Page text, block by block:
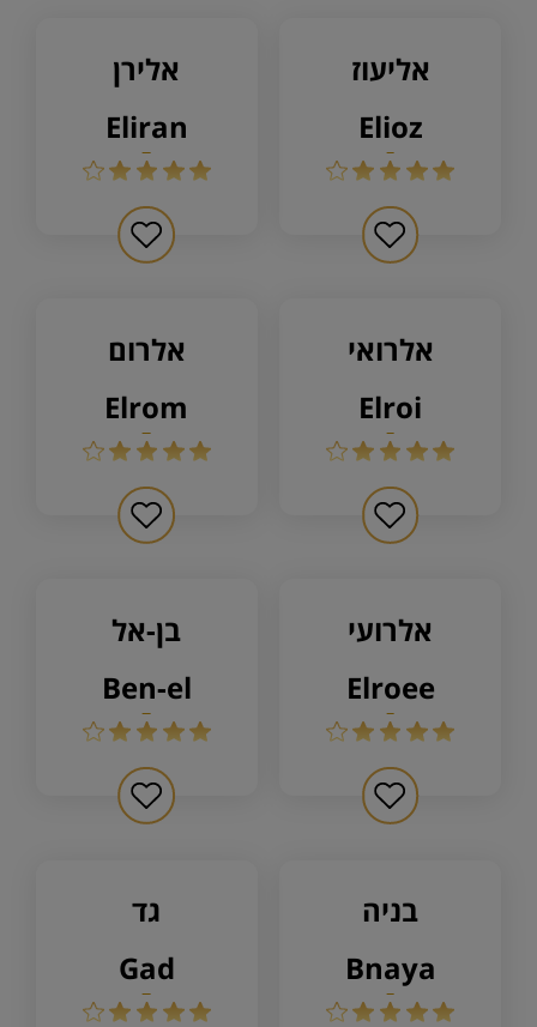
אליעוז
elioz
אלירן
eliran
אלרואי
elroi
אלרום
elrom
אלרועי
elroee
בן-אל
ben-el
בניה
bnaya
גד
gad